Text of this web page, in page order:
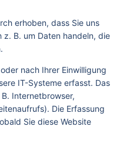
erhoben, dass Sie uns
B. um Daten handeln, die
nach Ihrer Einwilligung
IT-Systeme erfasst. Das
Internetbrowser,
Die Erfassung
Sie diese Website